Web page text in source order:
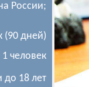
России;
(90 дней)
человек
до 18 лет